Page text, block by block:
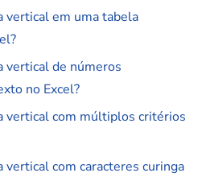
vertical em uma tabela
vertical de números
no Excel?
vertical com múltiplos critérios
vertical com caracteres curinga